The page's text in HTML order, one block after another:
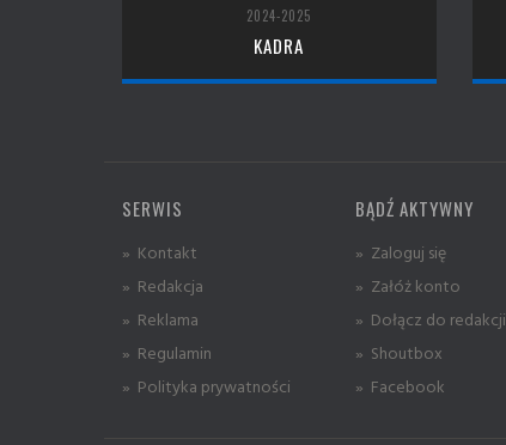
2024-2025
KADRA
SERWIS
» Kontakt
» Redakcja
» Reklama
» Regulamin
» Polityka prywatności
BĄDŹ AKTYWNY
» Zaloguj się
» Załóż konto
» Dołącz do redakcji
» Shoutbox
» Facebook